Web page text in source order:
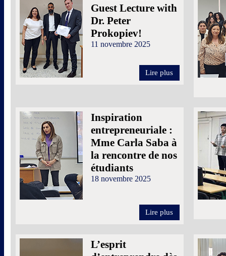
Guest Lecture with
Dr. Peter
Prokopiev!
11 novembre 2025
Lire plus
Inspiration
entrepreneuriale :
Mme Carla Saba à
la rencontre de nos
étudiants
18 novembre 2025
Lire plus
L’esprit